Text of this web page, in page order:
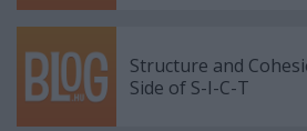
Structure and
Side of S-I-C-T